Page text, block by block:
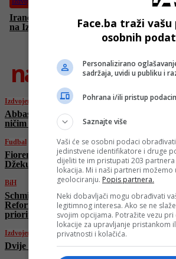
Iranci tvrde da su nadmoćniji: “Ispalili
na Izrael i ona je pogodila metu”
najnovije
Izdvojeno
Abbas Araghchi u Ženevi: “Izrael
ničim izazvanu agresiju na Iran”
Fudbal
Fiorentina će tek u julu zvanično
Džeku: Italijani otkrili razlog
BiH
Schmidt se sastao sa Čovićem u Mostaru:
Reforma Izbornog zakona ostaje ključni
prioritet
Izdvojeno
Dvije osobe teško ranjene u udaru u Haifu
Face.ba traži
osobnih
Personalizirano
sadržaja, uvidi u publiku i
Pohrana i/ili pristup
Saznajte više
Vaši će se osobni podaci
jedinstvene identifikatore i druge
dijeliti te im pristupati 203
lokacija. Mi i naši partneri
geolociranju. Popis partnera.
Neki dobavljači mogu obrađivati
legitimnog interesa. Ako se ne
svojim opcijama. Potražite vezu
lokacije za upravljanje pristankom
privatnosti i kolačića.